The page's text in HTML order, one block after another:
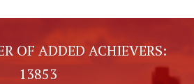
OF ADDED ACHIEVERS:
13853